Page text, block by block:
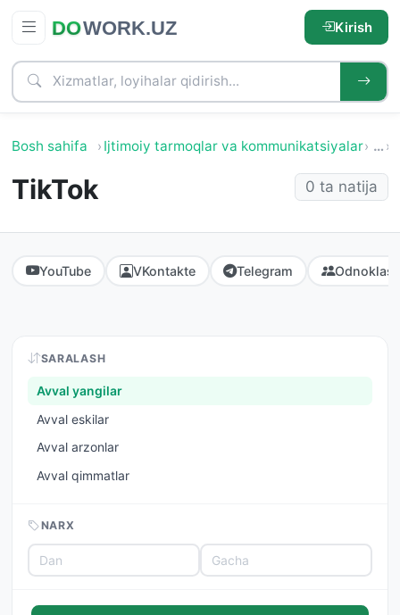
Kirish
Bosh sahifa Ijtimoiy tarmoqlar va kommunikatsiyalar …
TikTok 0 ta natija
YouTube VKontakte Telegram
SARALASH
Avval yangilar
Avval eskilar
Avval arzonlar
Avval qimmatlar
NARX